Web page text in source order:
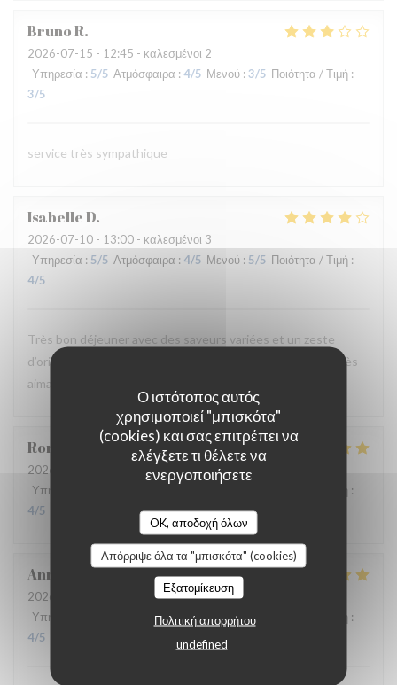
Ο ιστότοπος αυτός
χρησιμοποιεί "μπισκότα"
(cookies) και σας επιτρέπει να
ελέγξετε τι θέλετε να
ενεργοποιήσετε
OK, αποδοχή όλων
Απόρριψε όλα τα "μπισκότα" (cookies)
Εξατομίκευση
Πολιτική απορρήτου
undefined
BrunoR
2026-07-15 - 12:45 - καλεσμένοι 2
Υπηρεσία : 5/5 Ατμόσφαιρα : 4/5 Μενού : 3/5 Ποιότητα / Τιμή :
3/5
service très sympathique
IsabelleD
2026-07-10 - 13:00 - καλεσμένοι 3
Υπηρεσία : 5/5 Ατμόσφαιρα : 4/5 Μενού : 5/5 Ποιότητα / Τιμή :
4/5
Très bon déjeuner avec des saveurs variées et un zeste
d’originalité pour rendre les plats savoureux. Un service très
aimable, ce qui est toujours agréable !
Romain
2026-07-08
- 12:15 - καλεσμένοι 2
Υπηρεσία
:
4/5
Anne
2026-07-09
- 12:30 - καλεσμένοι 2
Υπηρεσία
Ατμόσφαιρα: 4/5 Μενού:4/5
:
4/5